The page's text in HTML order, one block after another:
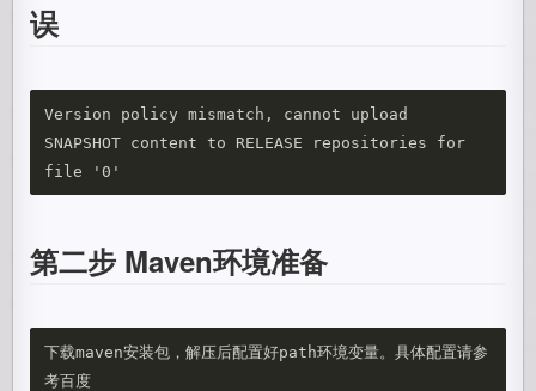
误
Version policy mismatch, cannot upload
SNAPSHOT content to RELEASE repositories for
第二步 Maven环境准备
下载maven安装包，解压后配置好path环境变量。具体配置请参